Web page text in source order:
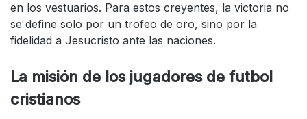
en los vestuarios. Para estos creyentes, la victoria no
se define solo por un trofeo de oro, sino por la
fidelidad a Jesucristo ante las naciones.
La misión de los jugadores de futbol
cristianos